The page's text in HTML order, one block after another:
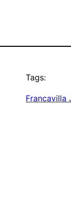
Tags:
Francavilla